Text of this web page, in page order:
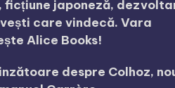
ficțiune japoneză,
care vindecă. Vara
Alice Books!
despre Colhoz,